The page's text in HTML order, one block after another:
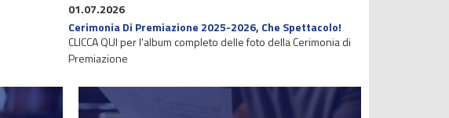
01.07.2026
Cerimonia Di Premiazione 2025-2026, Che Spettacolo!
CLICCA QUI per l'album completo delle foto della Cerimonia di
Premiazione